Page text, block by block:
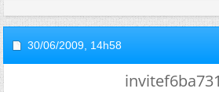
30/06/2009, 14h58